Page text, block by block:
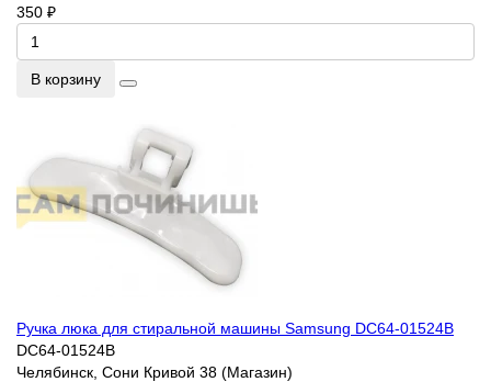
350 ₽
В корзину
Ручка люка для стиральной машины Samsung DC64-01524B
DC64-01524B
Челябинск, Сони Кривой 38 (Магазин)